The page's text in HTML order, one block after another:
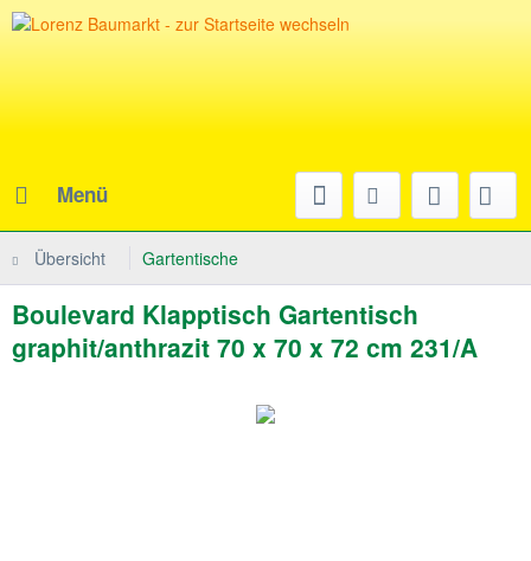
Menü
Übersicht Gartentische
Boulevard Klapptisch Gartentisch
graphit/anthrazit 70 x 70 x 72 cm 231/A